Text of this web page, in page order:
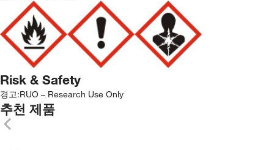
Risk & Safety
경고:RUO – Research Use Only
추천 제품